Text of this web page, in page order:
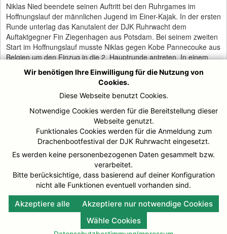
Niklas Nied beendete seinen Auftritt bei den Ruhrgames im
Hoffnungslauf der männlichen Jugend im Einer-Kajak. In der ersten
Runde unterlag das Kanutalent der DJK Ruhrwacht dem
Auftaktgegner Fin Ziegenhagen aus Potsdam. Bei seinem zweiten
Start im Hoffnungslauf musste Niklas gegen Kobe Pannecouke aus
Belgien um den Einzug in die 2. Hauptrunde antreten. In einem
Kopf-an-Kopf Rennen unterlag der Mülheimer in 42,34 Sekunden
denkbar knapp dem belgischen Konkurrenten, der für die 200m
Sprintdistanz 42,17 Sekunden benötigte und damit in die 2.
Hauptrunde einzog. Sieger des Sprintwettbewerbs der männlichen
Jugend wurde Dominic Greguric aus Baden-Württemberg.
Das Kanu-Polo Team der DJK Ruhrwacht belegte bei dem
Ruhrgames-Turnier den siebten Platz. In dem von Thomas
Heisterenberg betreuten Team spielten Robin Rund, Marcel
Neuhaus, Denis Kowasch, Erik Keßler, Phillip Müller, Lucas
Bartel, Fabian Hain, Marvin Wiesenthal. Die DJK Polo-Crew
betreut Trainer Thomas Heisterenberg.
Wir benötigen Ihre Einwilligung für die Nutzung von
Cookies.
Diese Webseite benutzt Cookies.
Notwendige Cookies werden für die Bereitstellung dieser
Webseite genutzt.
Funktionales Cookies werden für die Anmeldung zum
Drachenbootfestival der DJK Ruhrwacht eingesetzt.
Es werden keine personenbezogenen Daten gesammelt bzw.
verarbeitet.
Bitte berücksichtige, dass basierend auf deiner Konfiguration
nicht alle Funktionen eventuell vorhanden sind.
Akzeptiere alle
Akzeptiere nur notwendige Cookies
Wähle Cookies